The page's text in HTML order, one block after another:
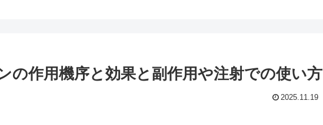
の作用機序と効果と副作用や注射での使い方
2025.11.19